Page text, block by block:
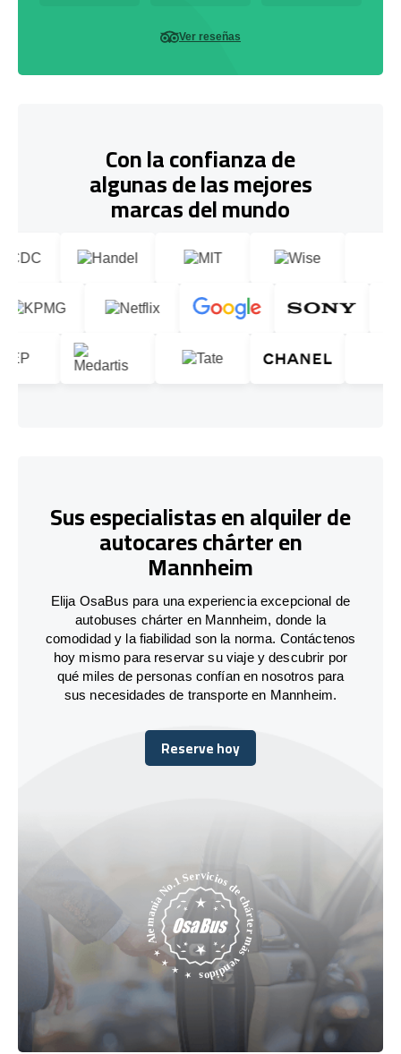
Ver reseñas
Con la confianza de
algunas de las mejores
marcas del mundo
Sus especialistas en alquiler de
autocares chárter en
Mannheim
Elija OsaBus para una experiencia excepcional de
autobuses chárter en Mannheim, donde la
comodidad y la fiabilidad son la norma. Contáctenos
hoy mismo para reservar su viaje y descubrir por
qué miles de personas confían en nosotros para
sus necesidades de transporte en Mannheim.
Reserve hoy
Reserve hoy